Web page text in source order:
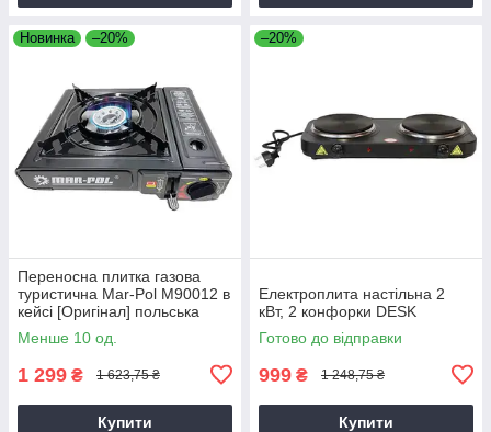
Новинка –20%
Переносна плитка газова
туристична Mar-Pol M90012 в
кейсі [Оригінал] польська
Менше 10 од.
1 299 ₴ 1 623,75 ₴
Купити
–20%
Електроплита настільна 2
кВт, 2 конфорки DESK
Готово до відправки
999 ₴ 1 248,75 ₴
Купити